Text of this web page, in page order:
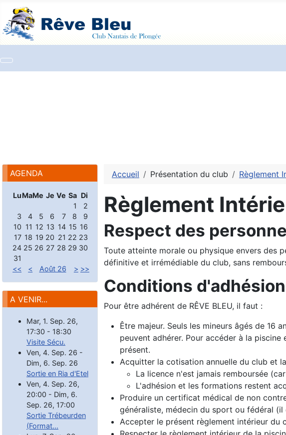
AGENDA
LuMaMe Je Ve Sa Di
1
2
3
4 5 6 7 8
9
10 11 12 13 14 15 16
17 18 19 20 21 22 23
24 25 26 27 28 29 30
31
<<
< Août 26 > >>
A VENIR...
Mar, 1. Sep. 26,
17:30 - 18:30
Visite Sécu.
Ven, 4. Sep. 26 -
Dim, 6. Sep. 26
Sortie en Ria d'Etel
Ven, 4. Sep. 26,
20:00 - Dim, 6.
Sep. 26, 17:00
Sortie Trébeurden
(Format...
Accueil Présentation du club Règlement
Règlement
Respect des
Toute atteinte morale ou physique envers des
définitive et irrémédiable du club, sans
Conditions d'adhésion
Pour être adhérent de RÊVE BLEU, il faut :
Être majeur. Seuls les mineurs âgés de 16
peuvent adhérer. Pour accéder à la
présent.
Acquitter la cotisation annuelle du club et
La licence n'est jamais remboursée
L'adhésion et les formations restent
Produire un certificat médical de non
généraliste, médecin du sport ou fédéral
Accepter le présent règlement intérieur du